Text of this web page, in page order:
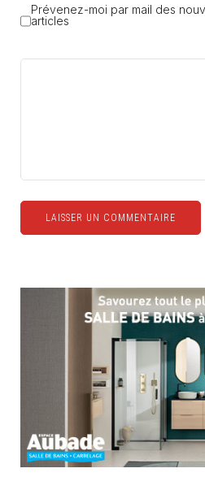
Prévenez-moi par mail des
articles